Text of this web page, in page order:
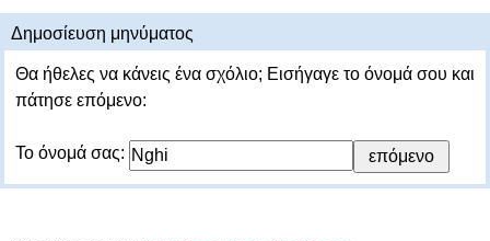
Δημοσίευση μηνύματος
Θα ήθελες να κάνεις ένα σχόλιο; Εισήγαγε το όνομά σου και
πάτησε επόμενο:
Το όνομά σας: